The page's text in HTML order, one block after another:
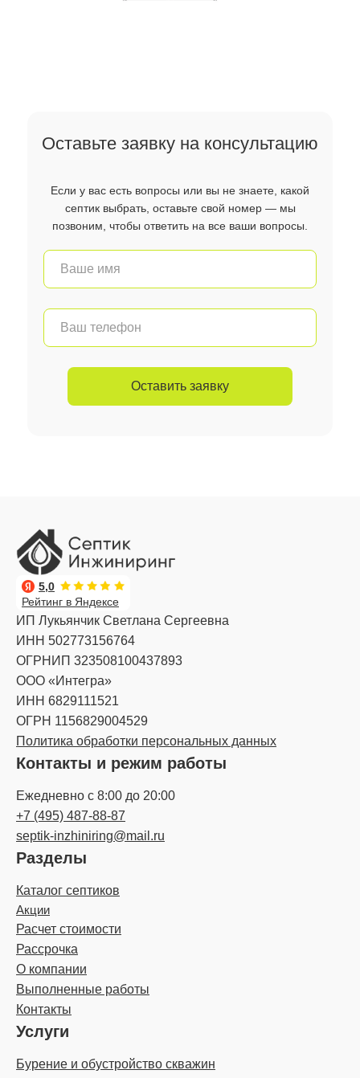
Оставить заявку
Оставьте заявку на консультацию
Если у вас есть вопросы или вы не знаете, какой
септик выбрать, оставьте свой номер — мы
позвоним, чтобы ответить на все ваши вопросы.
Рейтинг в Яндексе
5,0
ИП Лукьянчик Светлана Сергеевна
ИНН 502773156764
ОГРНИП 323508100437893
ООО «Интегра»
ИНН 6829111521
ОГРН 1156829004529
Политика обработки персональных данных
Контакты и режим работы
Ежедневно с 8:00 до 20:00
+7 (495) 487-88-87
septik-inzhiniring@mail.ru
Разделы
Каталог септиков
Акции
Расчет стоимости
Рассрочка
О компании
Выполненные работы
Контакты
Услуги
Бурение и обустройство скважин